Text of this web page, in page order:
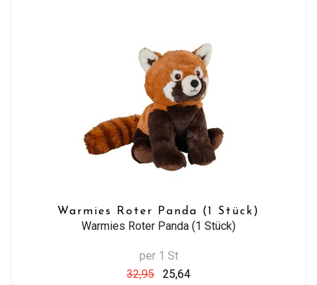
Warmies Roter Panda (1 Stück)
Warmies Roter Panda (1 Stück)
per 1 St
32,95
25,64